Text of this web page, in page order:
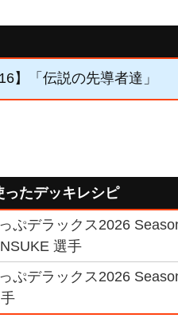
】「伝説の先導者達」
ったデッキレシピ
ぷデラックス2026
選手
ぷデラックス2026